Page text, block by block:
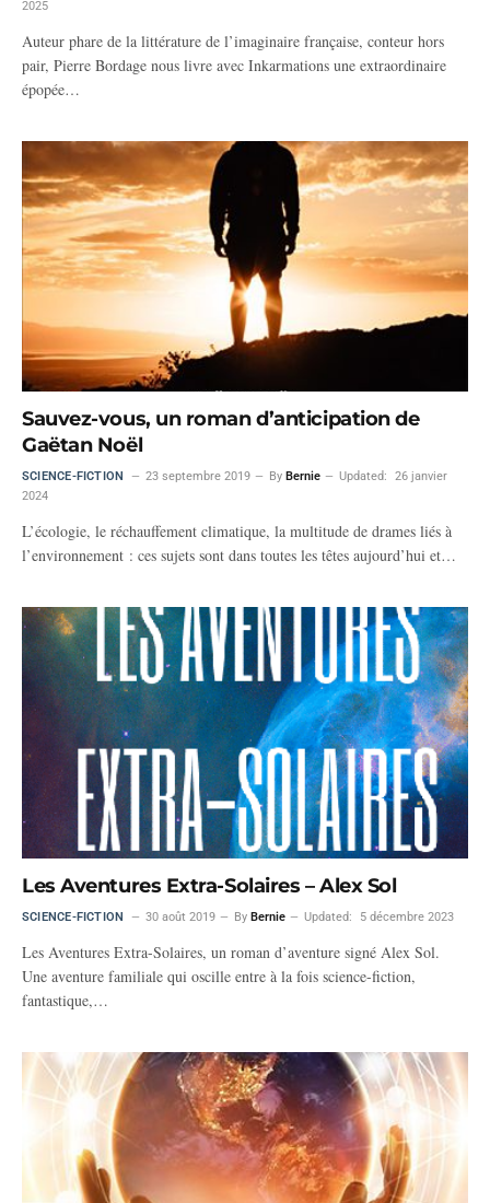
2025
Auteur phare de la littérature de l’imaginaire française, conteur hors
pair, Pierre Bordage nous livre avec Inkarmations une extraordinaire
épopée…
Sauvez-vous, un roman d’anticipation de
Gaëtan Noël
SCIENCE-FICTION 23 septembre 2019 By Bernie Updated:
26 janvier
2024
L’écologie, le réchauffement climatique, la multitude de drames liés à
l’environnement : ces sujets sont dans toutes les têtes aujourd’hui et…
Les Aventures Extra-Solaires – Alex Sol
SCIENCE-FICTION 30 août 2019 By Bernie Updated: 5 décembre 2023
Les Aventures Extra-Solaires, un roman d’aventure signé Alex Sol.
Une aventure familiale qui oscille entre à la fois science-fiction,
fantastique,…